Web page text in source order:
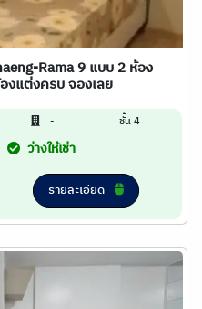
Rama 9 แบบ 2 ห้อง
งแต่งครบ จองเลย
- ชั้น 4
ว่างให้เช่า
รายละเอียด